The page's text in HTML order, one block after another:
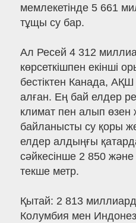
мемлекетінде 5 661
тұщы су бар.
Ал Ресей 4 312
көрсеткішпен екінші
бестіктен Канада,
алған. Ең бай елдер
климат пен алып өзен
байланысты су қоры
елдер алдыңғы
сәйкесінше 2 850
текше метр.
Қытай: 2 813
Колумбия мен